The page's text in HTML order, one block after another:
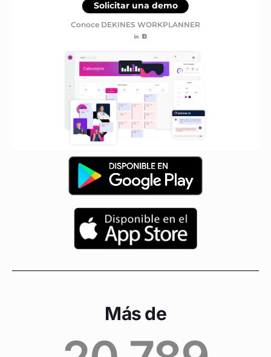
Conoce DEKINES WORKPLANNER
Solicitar una demo
Más de